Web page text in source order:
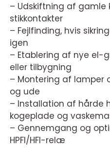
– Udskiftning af gamle
stikkontakter
– Fejlfinding, hvis
igen
– Etablering af nye el-
eller tilbygning
– Montering af lamper
og ude
– Installation af hårde
kogeplade og
– Gennemgang og
HPFI/HFI-relæ